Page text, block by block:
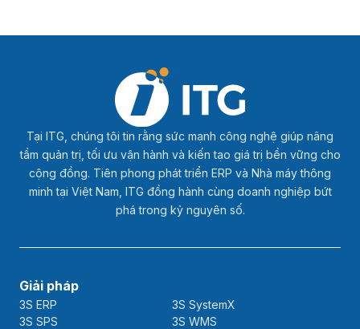
Tại ITG, chúng tôi tin rằng sức mạnh công nghệ giúp nâng
tầm quản trị, tối ưu vận hành và kiến tạo giá trị bền vững cho
cộng đồng. Tiên phong phát triển ERP và Nhà máy thông
minh tại Việt Nam, ITG đồng hành cùng doanh nghiệp bứt
phá trong kỷ nguyên số.
Giải pháp
3S ERP
3S SystemX
3S SPS
3S WMS